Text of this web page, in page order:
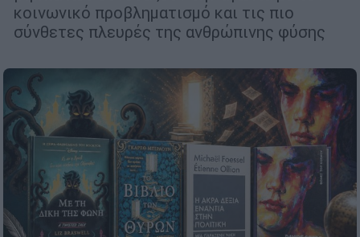
κοινωνικό προβληματισμό και τις πιο
σύνθετες πλευρές της ανθρώπινης φύσης